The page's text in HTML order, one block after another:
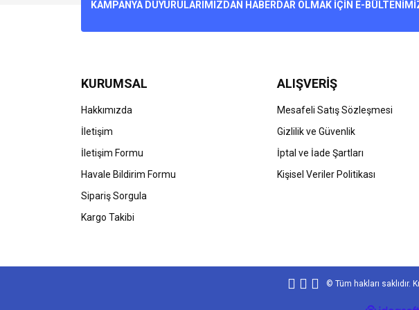
Bu ürüne benzer farklı alternatifler olmalı.
KAMPANYA DUYURULARIMIZDAN HABERDAR OLMAK İÇİN E-
KURUMSAL
Hakkımızda
İletişim
İletişim Formu
Havale Bildirim Formu
Sipariş Sorgula
Kargo Takibi
ALIŞVERİŞ
Mesafeli Satış Sözleşmesi
Gizlilik ve Güvenlik
İptal ve İade Şartları
Kişisel Veriler Politikası
© Tüm hakları saklıdır.